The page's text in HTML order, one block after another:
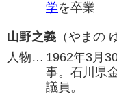
学を卒業
山野之義 （やまの
人物… 1962年3月
事。石川県
議員。